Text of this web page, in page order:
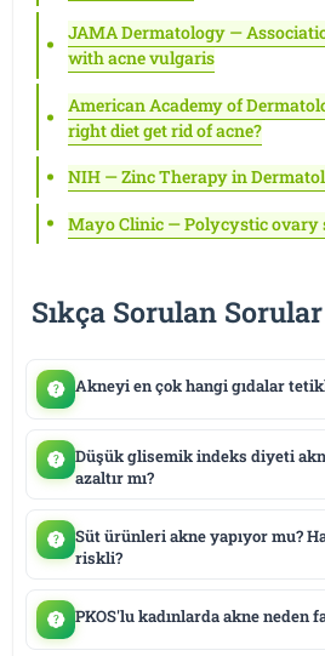
JAMA Dermatology —
with acne vulgaris
American Academy of
right diet get rid of acne?
NIH — Zinc Therapy in
Mayo Clinic — Polycystic ovary
Sıkça Sorulan Sorular
Akneyi en çok hangi gıdalar
Düşük glisemik indeks diyeti
azaltır mı?
Süt ürünleri akne yapıyor mu?
riskli?
PKOS'lu kadınlarda akne neden